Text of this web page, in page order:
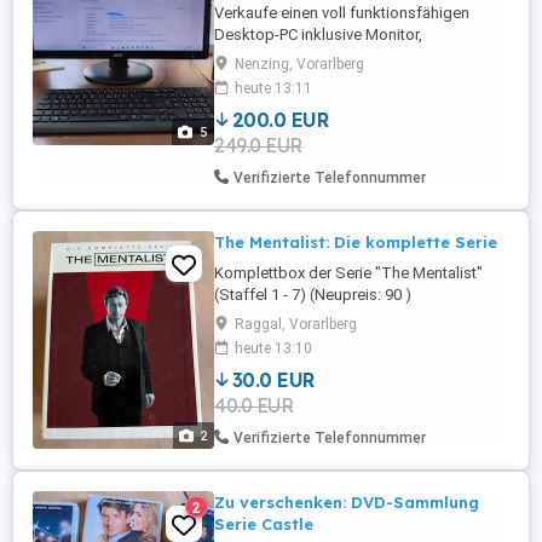
5
Verkaufe einen voll funktionsfähigen
Desktop-PC inklusive Monitor,
Lautsprechern, Tastatur und Maus. Ideal
für Homeoffice, Internet, E-Mail, Office-
Anwendungen, Streaming und den
täglichen Gebrauch. Technische Daten PC:
Lenovo IdeaCentre 3 (07ADA05) AMD
Ryzen 5 3500U Prozessor 16 GB RAM 512
GB SSD AMD ...
Nenzing, Vorarlberg
heute 13:11
200.0 EUR
249.0 EUR
Verifizierte Telefonnummer
2
The Mentalist: Die komplette Serie
Komplettbox der Serie "The Mentalist"
(Staffel 1 - 7) (Neupreis: 90 )
Raggal, Vorarlberg
heute 13:10
30.0 EUR
40.0 EUR
Verifizierte Telefonnummer
2
Zu verschenken: DVD-Sammlung
Serie Castle